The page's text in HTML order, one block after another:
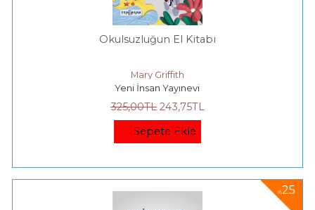
Okulsuzluğun El Kitabı
Mary Griffith
Yeni İnsan Yayınevi
325,00TL 243,75TL
Sepete Ekle
%25